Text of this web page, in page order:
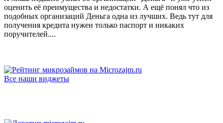
оценить её преимущества и недостатки. А ещё понял что из
подобных организаций Деньга одна из лучших. Ведь тут для
получения кредита нужен только паспорт и никаких
поручителей....
Все наши виджеты